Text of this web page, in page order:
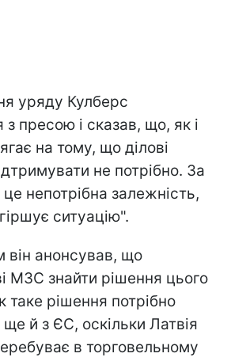
уряду Кулберс
з пресою і сказав, що, як і
на тому, що ділові
не потрібно. За
непотрібна залежність,
ситуацію".
він анонсував, що
МЗС знайти рішення цього
таке рішення потрібно
й з ЄС, оскільки Латвія
в торговельному